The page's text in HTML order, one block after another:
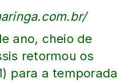
ano, cheio de
retormou os
para a temporada